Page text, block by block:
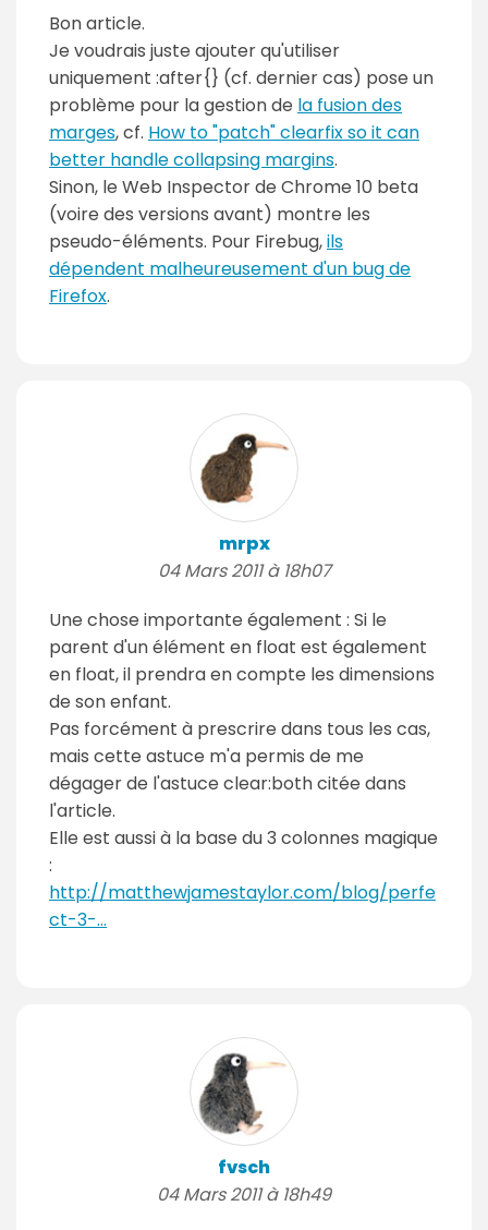
Bon article.
Je voudrais juste ajouter qu'utiliser
uniquement :after{} (cf. dernier cas) pose un
problème pour la gestion de la fusion des
marges, cf. How to "patch" clearfix so it can
better handle collapsing margins.
Sinon, le Web Inspector de Chrome 10 beta
(voire des versions avant) montre les
pseudo-éléments. Pour Firebug,ils
dépendent malheureusement d'un bug de
Firefox.
mrpx
04 Mars 2011 à 18h07
Une chose importante également : Si le
parent d'un élément en float est également
en float, il prendra en compte les dimensions
de son enfant.
Pas forcément à prescrire dans tous les cas,
mais cette astuce m'a permis de me
dégager de l'astuce clear:both citée dans
l'article.
Elle est aussi à la base du 3 colonnes magique
:
http://matthewjamestaylor.com/blog/perfe
ct-3-...
fvsch
04 Mars 2011 à 18h49